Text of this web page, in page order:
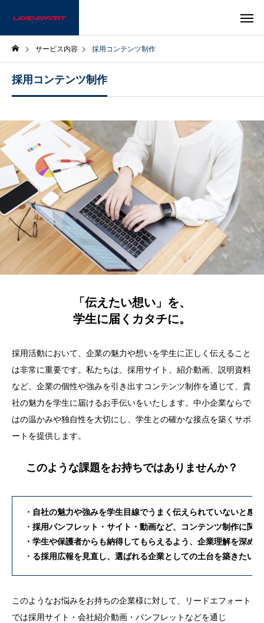
サービス内容 採用コンテンツ制作
採用コンテンツ制作
「伝えたい想い」を、
学生に届くカタチに。
採用活動において、企業の魅力や想いを学生に正しく伝えること
は非常に重要です。私たちは、採用サイト、紹介動画、説明資料
など、企業の個性や強みを引き出すコンテンツ制作を通じて、貴
社の魅力を学生に届けるお手伝いをいたします。中小企業ならで
はの温かみや独自性を大切にし、学生との確かな接点を築くサポ
ートを提供します。
このような課題をお持ちではありませんか？
・ 自社の魅力や強みを学生目線でうまく伝えられていないと感
・ 採用パンフレット・サイト・動画など、コンテンツ制作に関
・学生や保護者からも納得してもらえるよう、企業理解を深め
・ る採用広報を見直し、選ばれる企業としての土台を築きたい
このようなお悩みをお持ちの企業様に対して、リードエフォート
では採用サイト・会社紹介動画・パンフレットなどを通じ